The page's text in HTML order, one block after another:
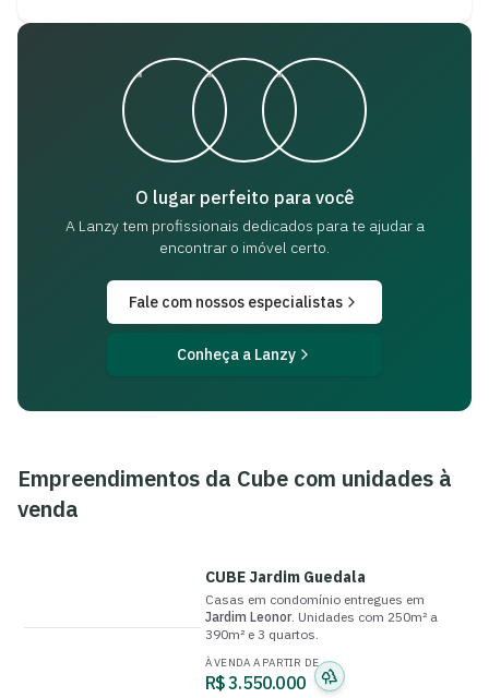
O lugar perfeito para você
A Lanzy tem profissionais dedicados parate ajudar a
encontrar o imóvel certo.
Fale com nossos especialistas
Conheça a Lanzy
Empreendimentos da Cube com unidades à
venda
CUBE Jardim Guedala
Casas em condomínio entregues em
Jardim Leonor. Unidades com 250m² a
390m²e 3 quartos.
À VENDA A PARTIR DE
R$ 3.550.000